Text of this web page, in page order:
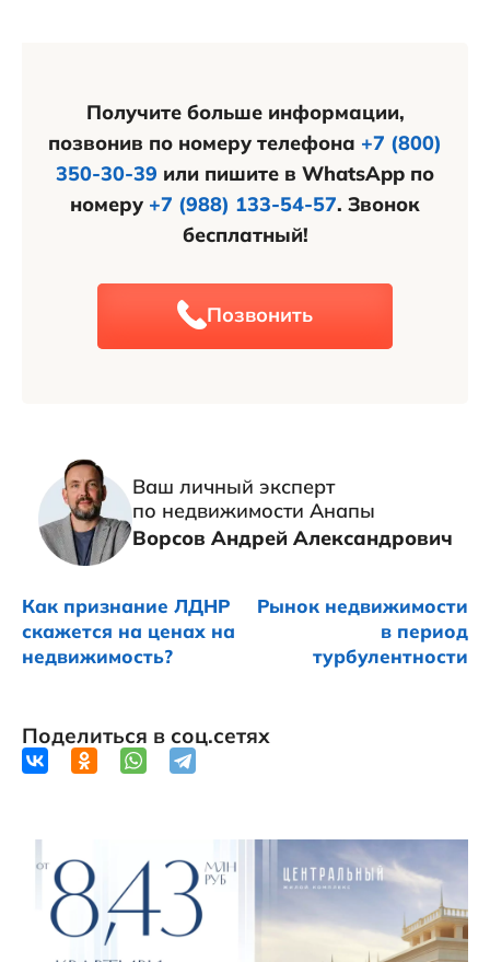
известное своими лечебными грязями.
Получите больше информации,
позвонив по номеру телефона +7 (800)
350-30-39 или пишите в WhatsApp по
номеру +7 (988) 133-54-57. Звонок
бесплатный!
Позвонить
Ваш личный эксперт
по недвижимости Анапы
Ворсов Андрей Александрович
Как признание ЛДНР
скажется на ценах на
недвижимость?
Рынок недвижимости
в период
турбулентности
Поделиться в соц.сетях